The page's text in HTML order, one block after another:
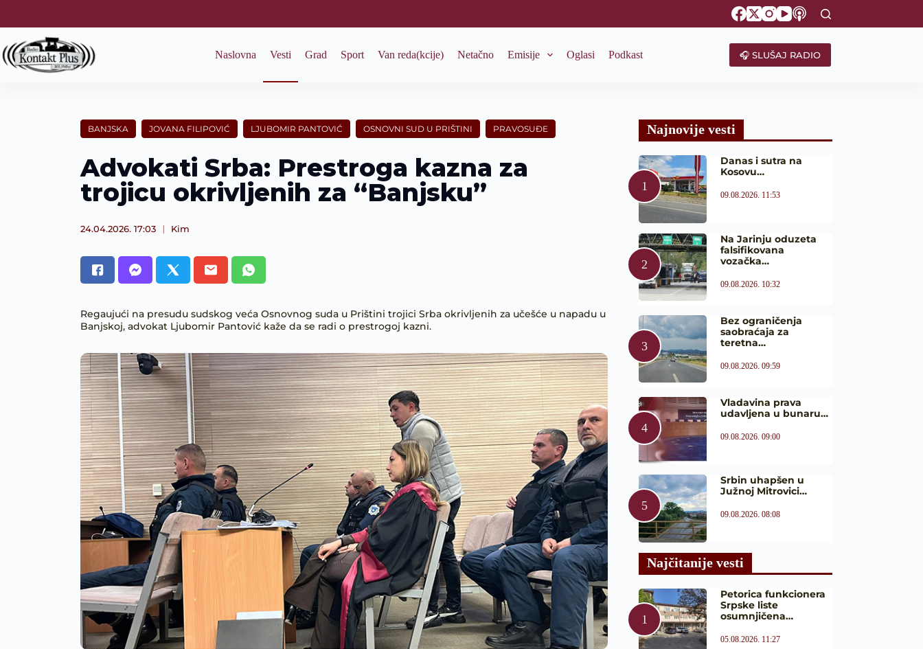
k
p
t
Naslovna Vesti Grad Sport Van reda(kcije) Netačno Emisije Oglasi Podkast 🎧 SLUŠAJ RADIO
BANJSKA JOVANA FILIPOVIĆ LJUBOMIR PANTOVIĆ OSNOVNI SUD U PRIŠTINI PRAVOSUĐE
Advokati Srba: Prestroga kazna za
trojicu okrivljenih za “Banjsku”
24.04.2026. 17:03 Kim
Regaujući na presudu sudskog veća Osnovnog suda u Prištini trojici Srba okrivljenih za učešće u napadu u
Banjskoj, advokat Ljubomir Pantović kaže da se radi o prestrogoj kazni.
Najnovije vesti
Danas i sutra na
Kosovu…
09.08.2026. 11:53
Na Jarinju oduzeta
falsifikovana
vozačka…
09.08.2026. 10:32
Bez ograničenja
saobraćaja za
teretna…
09.08.2026. 09:59
Vladavina prava
udavljena u bunaru…
09.08.2026. 09:00
Srbin uhapšen u
Južnoj Mitrovici…
09.08.2026. 08:08
Najčitanije vesti
Petorica funkcionera
Srpske liste
osumnjičena…
05.08.2026. 11:27